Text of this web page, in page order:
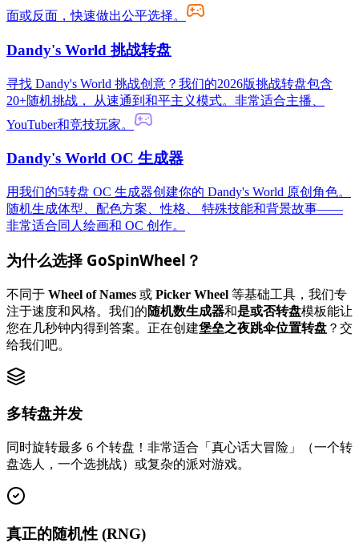
面或反面，快速做出公平选择。
Dandy's World 挑战转盘
寻找 Dandy's World 挑战创意？我们的2026版挑战转盘包含
20+随机挑战， 从速通到和平主义模式。非常适合主播、
YouTuber和竞技玩家。
Dandy's World OC 生成器
用我们的5转盘 OC 生成器创建你的 Dandy's World 原创角色。
随机生成体型、配色方案、性格、 特殊技能和背景故事——
非常适合同人绘画和 OC 创作。
为什么选择 GoSpinWheel？
不同于 Wheel of Names 或 Picker Wheel 等基础工具，我们专
注于速度和风格。我们的随机数生成器和是或否转盘模板能让
您在几秒钟内得到答案。正在创建堡垒之夜跳伞位置转盘 ？交
给我们吧。
多转盘并发
同时旋转最多 6 个转盘！非常适合「真心话大冒险」（一个转
盘选人，一个选挑战）或复杂的派对游戏。
真正的随机性 (RNG)